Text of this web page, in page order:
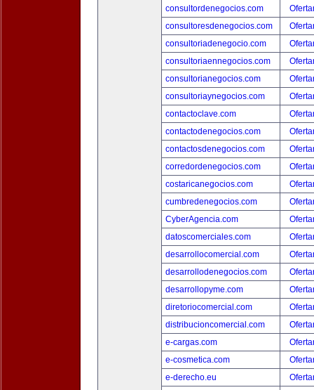
consultordenegocios.com
consultoresdenegocios.com
consultoriadenegocio.com
consultoriaennegocios.com
consultorianegocios.com
consultoriaynegocios.com
contactoclave.com
contactodenegocios.com
contactosdenegocios.com
corredordenegocios.com
costaricanegocios.com
cumbredenegocios.com
CyberAgencia.com
datoscomerciales.com
desarrollocomercial.com
desarrollodenegocios.com
desarrollopyme.com
diretoriocomercial.com
distribucioncomercial.com
e-cargas.com
e-cosmetica.com
e-derecho.eu